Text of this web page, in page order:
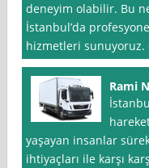
deneyim olabilir. Bu
İstanbul’da
hizmetleri sunuyoruz.
Rami
yaşayan insanlar
ihtiyaçları ile karşı